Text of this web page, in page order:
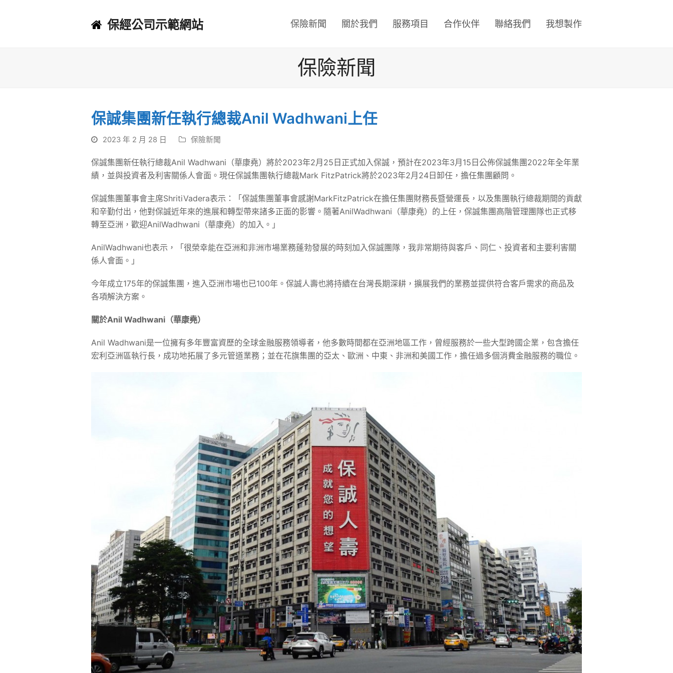
保經公司示範網站 保險新聞 關於我們 服務項目 合作伙伴 聯絡我們 我想製作
保險新聞
保誠集團新任執行總裁Anil Wadhwani上任
2023 年 2 月 28 日 保險新聞
保誠集團新任執行總裁Anil Wadhwani（華康堯）將於2023年2月25日正式加入保誠，預計在2023年3月15日公佈保誠集團2022年全年業
績，並與投資者及利害關係人會面。現任保誠集團執行總裁Mark FitzPatrick將於2023年2月24日卸任，擔任集團顧問。
保誠集團董事會主席ShritiVadera表示：「保誠集團董事會感謝MarkFitzPatrick在擔任集團財務長暨營運長，以及集團執行總裁期間的貢獻
和辛勤付出，他對保誠近年來的進展和轉型帶來諸多正面的影響。隨著AnilWadhwani（華康堯）的上任，保誠集團高階管理團隊也正式移
轉至亞洲，歡迎AnilWadhwani（華康堯）的加入。」
AnilWadhwani也表示，「很榮幸能在亞洲和非洲市場業務蓬勃發展的時刻加入保誠團隊，我非常期待與客戶、同仁、投資者和主要利害關
係人會面。」
今年成立175年的保誠集團，進入亞洲市場也已100年。保誠人壽也將持續在台灣長期深耕，擴展我們的業務並提供符合客戶需求的商品及
各項解決方案。
關於Anil Wadhwani （華康堯）
Anil Wadhwani是一位擁有多年豐富資歷的全球金融服務領導者，他多數時間都在亞洲地區工作，曾經服務於一些大型跨國企業，包含擔任
宏利亞洲區執行長，成功地拓展了多元管道業務；並在花旗集團的亞太、歐洲、中東、非洲和美國工作，擔任過多個消費金融服務的職位。